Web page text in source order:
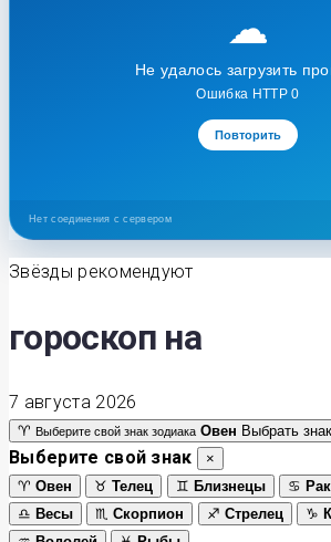
☁
Не удалось загрузить
Ошибка HTTP 0
Повторить
Нет соединения с сервером
Звёзды рекомендуют
гороскоп на
7 августа 2026
♈ Выберите свой знак зодиака Овен Выбрать знак
Выберите свой знак
×
♈ Овен ♉ Телец ♊ Близнецы ♋ Рак
♎ Весы ♏ Скорпион ♐ Стрелец ♑